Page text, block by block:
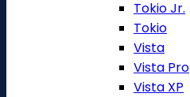
Tokio Jr.
Tokio
Vista
Vista Pro
Vista XP